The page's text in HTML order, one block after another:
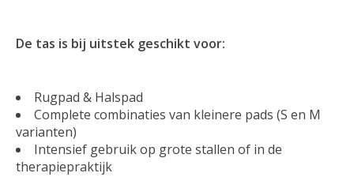
De tas is bij uitstek geschikt voor:
Rugpad & Halspad
Complete combinaties van kleinere pads (S en M
varianten)
Intensief gebruik op grote stallen of in de
therapiepraktijk